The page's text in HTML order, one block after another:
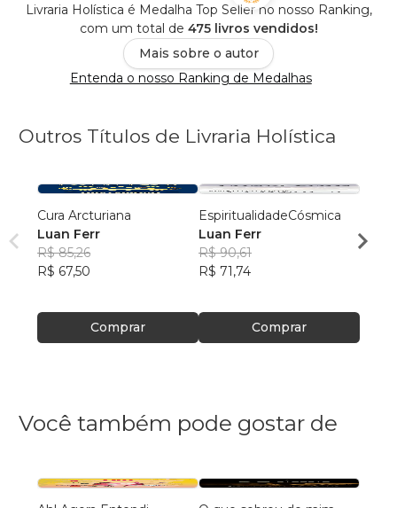
Livraria Holística é Medalha Top Seller no nosso Ranking,
com um total de 475 livros vendidos!
Mais sobre o autor
Entenda o nosso Ranking de Medalhas
Outros Títulos de Livraria Holística
Cura Arcturiana
Luan Ferr
R$ 85,26
R$ 67,50
Comprar
EspiritualidadeCósmica
Luan Ferr
R$ 90,61
R$ 71,74
Comprar
Luan
R$
Você também pode gostar de